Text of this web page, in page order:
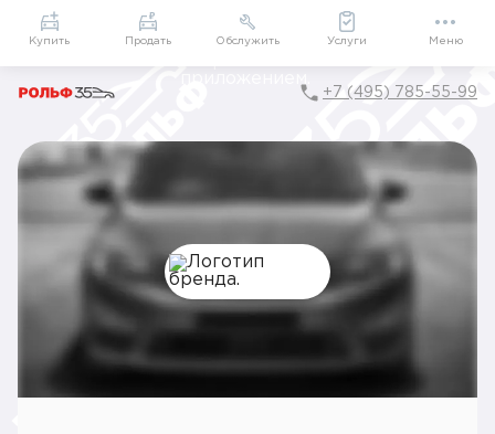
Приложение
Мой РОЛЬФ
Подарки внутри
+7 (495) 785-55-99
ГлавнаяСервисСервис Sollers
Шиномонтаж
Ремонт дисков
Купить Продать Обслужить Услуги Меню